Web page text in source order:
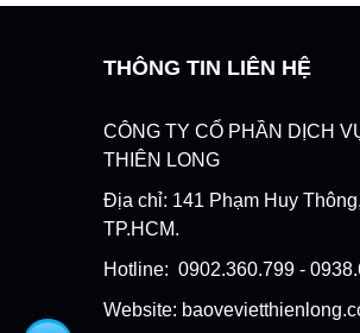
THÔNG TIN LIÊN HỆ
CÔNG TY CỔ PHẦN DỊCH
THIÊN LONG
Địa chỉ: 141 Phạm Huy
TP.HCM.
Hotline: 0902.360.799 -
Website: